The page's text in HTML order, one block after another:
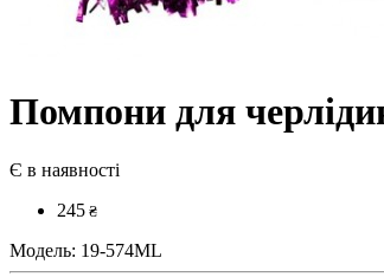
Помпони для
Є в наявності
245 ₴
Модель: 19-574ML